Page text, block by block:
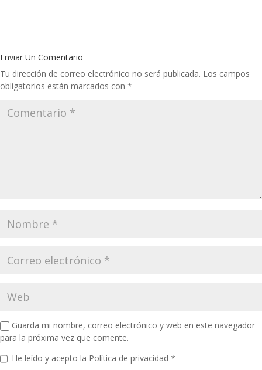
Enviar Un Comentario
Tu dirección de correo electrónico no será publicada. Los campos
obligatorios están marcados con *
Guarda mi nombre, correo electrónico y web en este navegador
para la próxima vez que comente.
He leído y acepto la Política de privacidad *